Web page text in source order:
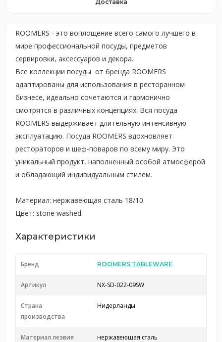
Доставка
ROOMERS - это воплощение всего самого лучшего в
мире профессиональной посуды, предметов
сервировки, аксессуаров и декора.
Все коллекции посуды от бренда ROOMERS
адаптированы для использования в ресторанном
бизнесе, идеально сочетаются и гармонично
смотрятся в различных концепциях. Вся посуда
ROOMERS выдерживает длительную интенсивную
эксплуатацию. Посуда ROOMERS вдохновляет
рестораторов и шеф-поваров по всему миру. Это
уникальный продукт, наполненный особой атмосферой
и обладающий индивидуальным стилем.
Материал: нержавеющая сталь 18/10.
Цвет: stone washed.
Характеристики
Бренд ROOMERS TABLEWARE
Артикул NX-SD-022-09SW
Страна
производства
Нидерланды
Материал лезвия нержавеющая сталь